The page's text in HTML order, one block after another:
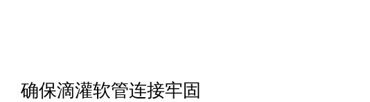
确保滴灌软管连接牢固